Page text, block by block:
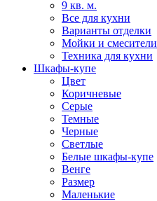
9 кв. м.
Все для кухни
Варианты отделки
Мойки и смесители
Техника для кухни
Шкафы-купе
Цвет
Коричневые
Серые
Темные
Черные
Светлые
Белые шкафы-купе
Венге
Размер
Маленькие